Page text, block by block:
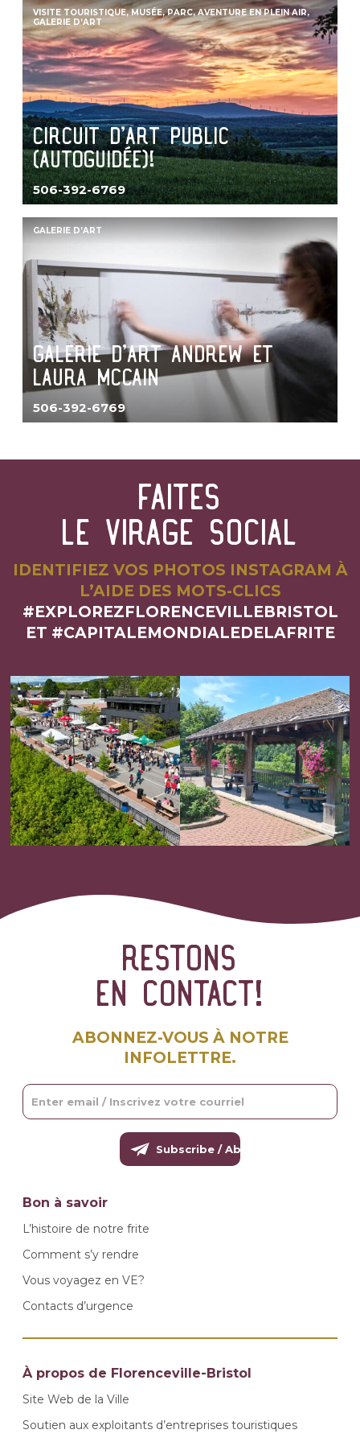
SEARCH
VISITE TOURISTIQUE, MUSÉE, PARC, AVENTURE EN PLEIN AIR,
GALERIE D’ART
Circuit d’art public
(autoguidée)!
506-392-6769
GALERIE D’ART
Galerie d’art Andrew et
Laura McCain
506-392-6769
faites
le virage social
IDENTIFIEZ VOS PHOTOS INSTAGRAM À
L’AIDE DES MOTS-CLICS
#EXPLOREZFLORENCEVILLEBRISTOL
ET #CAPITALEMONDIALEDELAFRITE
Restons
en contact!
ABONNEZ-VOUS À NOTRE
INFOLETTRE.
Bon à savoir
L’histoire de notre frite
Comment s’y rendre
Vous voyagez en VE?
Contacts d’urgence
À propos de Florenceville-Bristol
Site Web de la Ville
Soutien aux exploitants d’entreprises touristiques